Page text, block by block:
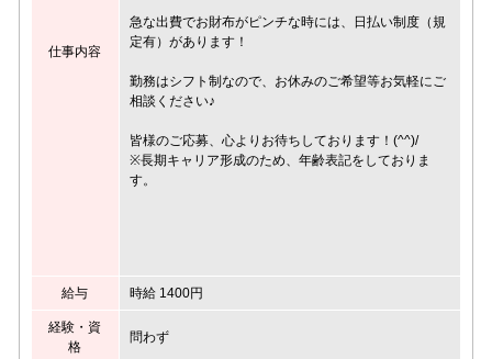
仕事内容
急な出費でお財布がピンチな時には、日払い制度（規
定有）があります！
勤務はシフト制なので、お休みのご希望等お気軽にご
相談ください♪
皆様のご応募、心よりお待ちしております！(^^)/
※長期キャリア形成のため、年齢表記をしておりま
す。
給与 時給 1400円
経験・資
格
問わず